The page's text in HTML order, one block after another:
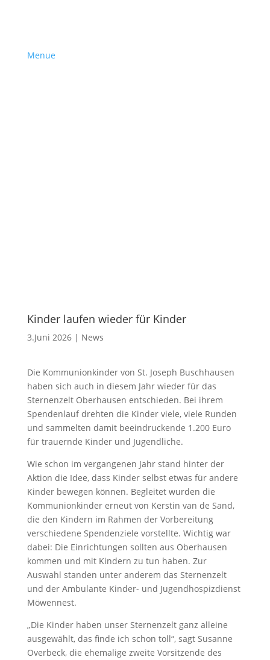
Menue
Kinder laufen wieder für Kinder
3.Juni 2026| News
Die Kommunionkinder von St. Joseph Buschhausen
haben sich auch in diesem Jahr wieder für das
Sternenzelt Oberhausen entschieden. Bei ihrem
Spendenlauf drehten die Kinder viele, viele Runden
und sammelten damit beeindruckende 1.200 Euro
für trauernde Kinder und Jugendliche.
Wie schon im vergangenen Jahr stand hinter der
Aktion die Idee, dass Kinder selbst etwas für andere
Kinder bewegen können. Begleitet wurden die
Kommunionkinder erneut von Kerstin van de Sand,
die den Kindern im Rahmen der Vorbereitung
verschiedene Spendenziele vorstellte. Wichtig war
dabei: Die Einrichtungen sollten aus Oberhausen
kommen und mit Kindern zu tun haben. Zur
Auswahl standen unter anderem das Sternenzelt
und der Ambulante Kinder- und Jugendhospizdienst
Möwennest.
„Die Kinder haben unser Sternenzelt ganz alleine
ausgewählt, das finde ich schon toll“, sagt Susanne
Overbeck, die ehemalige zweite Vorsitzende des